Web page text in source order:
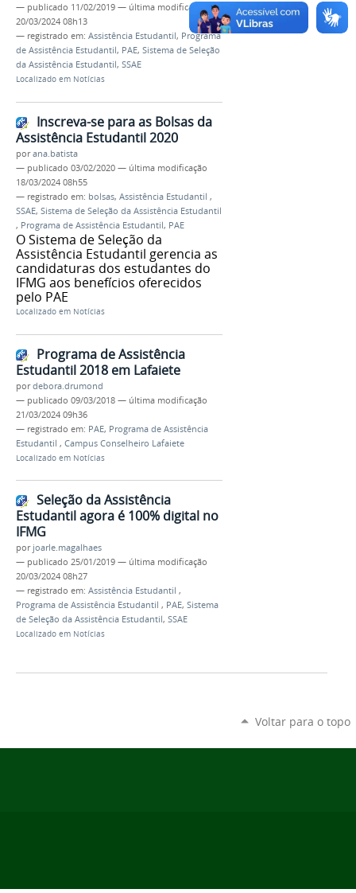
— publicado 11/02/2019 — última modificação
20/03/2024 08h13
— registrado em: Assistência Estudantil, Programa
de Assistência Estudantil, PAE, Sistema de Seleção
da Assistência Estudantil, SSAE
Localizado em Notícias
Inscreva-se para as Bolsas da
Assistência Estudantil 2020
porana.batista
— publicado 03/02/2020 — última modificação
18/03/2024 08h55
— registrado em: bolsas, Assistência Estudantil ,
SSAE, Sistema de Seleção da Assistência Estudantil
, Programa de Assistência Estudantil, PAE
O Sistema de Seleção da
Assistência Estudantil gerencia as
candidaturas dos estudantes do
IFMG aos benefícios oferecidos
pelo PAE
Localizado em Notícias
Programa de Assistência
Estudantil 2018 em Lafaiete
pordebora.drumond
— publicado 09/03/2018 — última modificação
21/03/2024 09h36
— registrado em: PAE, Programa de Assistência
Estudantil , Campus Conselheiro Lafaiete
Localizado em Notícias
Seleção da Assistência
Estudantil agora é 100% digital no
IFMG
por joarle.magalhaes
— publicado 25/01/2019 — última modificação
20/03/2024 08h27
— registrado em: Assistência Estudantil ,
Programa de Assistência Estudantil , PAE, Sistema
de Seleção da Assistência Estudantil, SSAE
Localizado em Notícias
Voltar para o topo